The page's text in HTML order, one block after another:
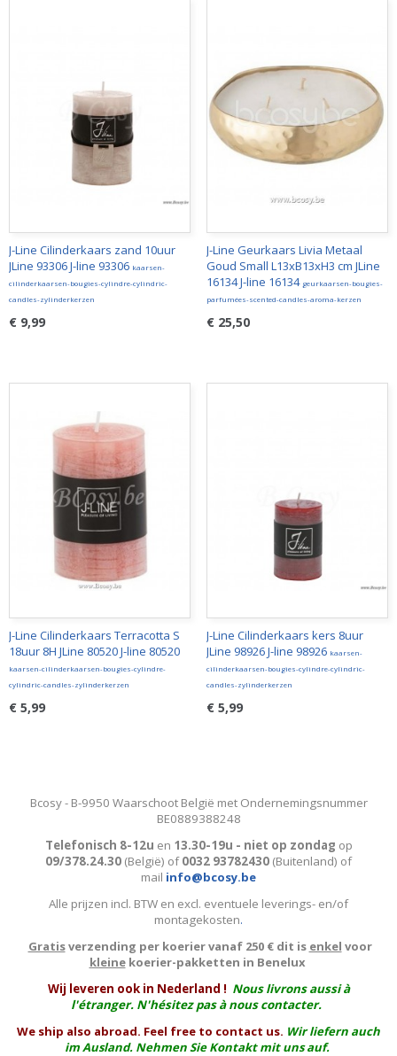
J-Line Cilinderkaars zand 10uur
JLine 93306 J-line 93306 kaarsen-
cilinderkaarsen-bougies-cylindre-cylindric-
candles-zylinderkerzen
€ 9,99
J-Line Geurkaars Livia Metaal
Goud Small L13xB13xH3 cm JLine
16134 J-line 16134 geurkaarsen-bougies-
parfumées-scented-candles-aroma-kerzen
€ 25,50
J-Line Cilinderkaars Terracotta S
18uur 8H JLine 80520 J-line 80520
kaarsen-cilinderkaarsen-bougies-cylindre-
cylindric-candles-zylinderkerzen
€ 5,99
J-Line Cilinderkaars kers 8uur
JLine 98926 J-line 98926 kaarsen-
cilinderkaarsen-bougies-cylindre-cylindric-
candles-zylinderkerzen
€ 5,99
Bcosy - B-9950 Waarschoot België met Ondernemingsnummer
BE0889388248
Telefonisch 8-12u en 13.30-19u - niet op zondag op
09/378.24.30 (België) of0032 93782430 (Buitenland) of
mail info@bcosy.be
Alle prijzen incl. BTW en excl. eventuele leverings- en/of
montagekosten.
Gratisverzending per koerier vanaf 250 € dit is enkel voor
kleinekoerier-pakketten in Benelux
Wij leveren ook in Nederland ! Nous livrons aussi à
l'étranger. N'hésitez pas à nous contacter.
We ship also abroad. Feel free to contact us. Wir liefern auch
im Ausland. Nehmen Sie Kontakt mit uns auf.